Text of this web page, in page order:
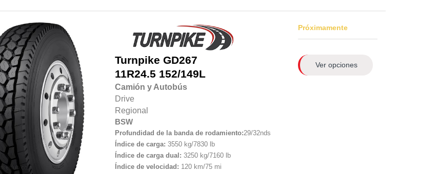
Turnpike GD267
11R24.5 152/149L
Camión y Autobús
Drive
Regional
BSW
Profundidad de la banda de rodamiento:29/32nds
Índice de carga: 3550 kg/7830 lb
Índice de carga dual: 3250 kg/7160 lb
Índice de velocidad: 120 km/75 mi
Próximamente
Ver opciones